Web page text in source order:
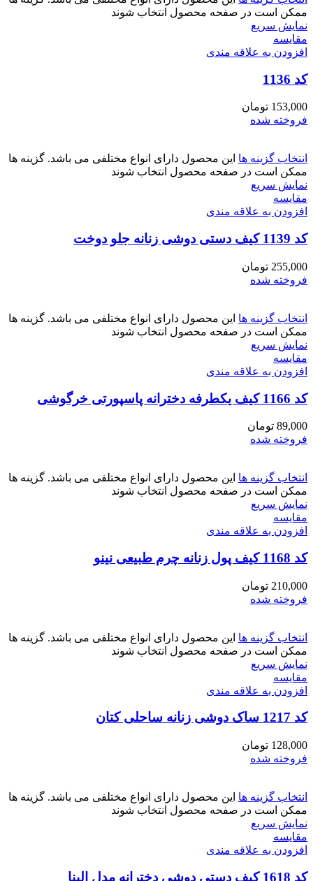
ممکن است در صفحه محصول انتخاب شوند
نمایش سریع
مقايسه
افزودن به علاقه مندی
کد 1136
153,000 تومان
فروخته شده
انتخاب گزینه ها این محصول دارای انواع مختلفی می باشد. گزینه ها
ممکن است در صفحه محصول انتخاب شوند
نمایش سریع
مقايسه
افزودن به علاقه مندی
کد 1139 کیف دستی دوشی زنانه جلو دوخت
255,000 تومان
فروخته شده
انتخاب گزینه ها این محصول دارای انواع مختلفی می باشد. گزینه ها
ممکن است در صفحه محصول انتخاب شوند
نمایش سریع
مقايسه
افزودن به علاقه مندی
کد 1166 کیف یکطرفه دخترانه پاسپورتی خرگوشی
89,000 تومان
فروخته شده
انتخاب گزینه ها این محصول دارای انواع مختلفی می باشد. گزینه ها
ممکن است در صفحه محصول انتخاب شوند
نمایش سریع
مقايسه
افزودن به علاقه مندی
کد 1168 کیف پول زنانه چرم طبیعی نینو
210,000 تومان
فروخته شده
انتخاب گزینه ها این محصول دارای انواع مختلفی می باشد. گزینه ها
ممکن است در صفحه محصول انتخاب شوند
نمایش سریع
مقايسه
افزودن به علاقه مندی
کد 1217 ساک دوشی زنانه ساحلی کتان
128,000 تومان
فروخته شده
انتخاب گزینه ها این محصول دارای انواع مختلفی می باشد. گزینه ها
ممکن است در صفحه محصول انتخاب شوند
نمایش سریع
مقايسه
افزودن به علاقه مندی
کد 1618 کیف دستی دوشی دخترانه مدل الینا